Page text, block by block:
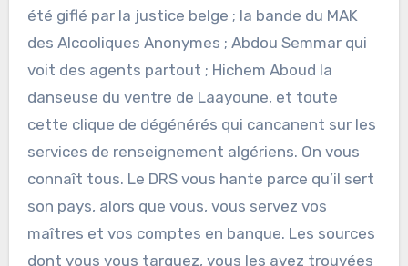
été giflé par la justice belge ; la bande du MAK
des Alcooliques Anonymes ; Abdou Semmar qui
voit des agents partout ; Hichem Aboud la
danseuse du ventre de Laayoune, et toute
cette clique de dégénérés qui cancanent sur les
services de renseignement algériens. On vous
connaît tous. Le DRS vous hante parce qu’il sert
son pays, alors que vous, vous servez vos
maîtres et vos comptes en banque. Les sources
dont vous vous targuez, vous les avez trouvées